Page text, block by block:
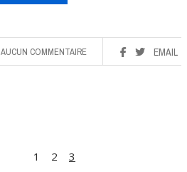
EMAIL
AUCUN COMMENTAIRE
1 2 3